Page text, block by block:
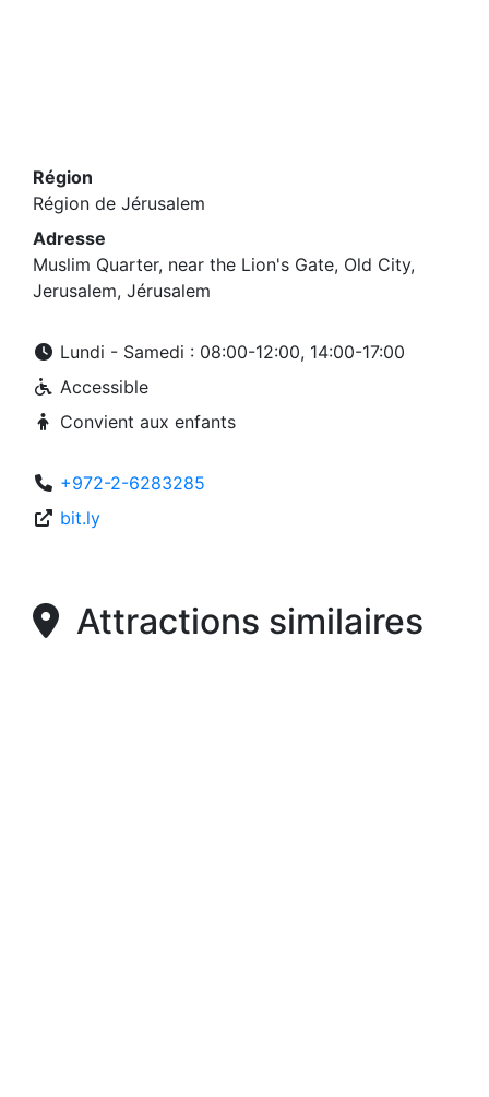
Région
Région de Jérusalem
Adresse
Muslim Quarter, near the Lion's Gate, Old City,
Jerusalem, Jérusalem
Lundi - Samedi : 08:00-12:00, 14:00-17:00
Accessible
Convient aux enfants
+972-2-6283285
bit.ly
Attractions similaires